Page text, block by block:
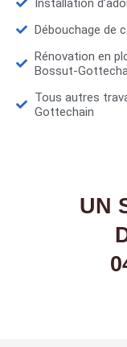
Installation
Débouchage de
Rénovation en
Bossut-
Tous autres
Gottechain
UN